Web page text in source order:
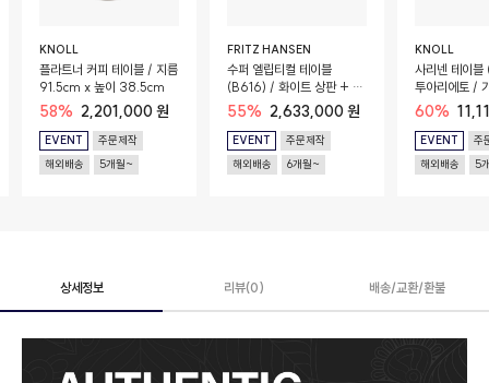
KNOLL
플라트너 커피 테이블 / 지름
91.5cm x 높이 38.5cm
58% 2,201,000 원
EVENT
주문제작
해외배송
5개월~
FRITZ HANSEN
수퍼 엘립티컬 테이블
(B616) / 화이트 상판 + 크
롬 베이스 / 170cm x
100cm x 72cm
55% 2,633,000 원
EVENT
주문제작
해외배송
6개월~
KNOLL
사리넨 테이
투아리에토 /
높이 74cm /
60%
EVENT
주
해외배송
5
상세정보 리뷰(0) 배송/교환/환불